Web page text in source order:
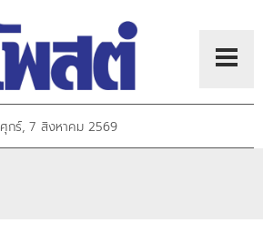
ศุกร์, 7 สิงหาคม 2569